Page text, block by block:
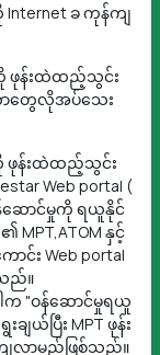
ခ ကုန်ကျ
ဖုန်းထဲထည့်သွင်း
ာတွေလိုအပ်သေး
ဖုန်းထဲထည့်သွင်း
Web portal (
ဆောင်မှုကို ရယူနိုင်
နှင့်
ာင်း Web portal
ည်။
က "ဝန်ဆောင်မှုရယူ
ျယ်ပြီး MPT ဖုန်း
ျလာမည်ဖြစ်သည်။